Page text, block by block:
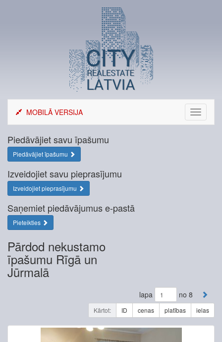
Toggle
MOBILĀ VERSIJA
Piedāvājiet savu īpašumu
Piedāvājiet īpašumu
Izveidojiet savu pieprasījumu
Izveidojiet pieprasījumu
Saņemiet piedāvājumus e-pastā
Pieteikties
Pārdod nekustamo
īpašumu Rīgā un
Jūrmalā
lapa no 8
Kārtot: ID cenas platības ielas